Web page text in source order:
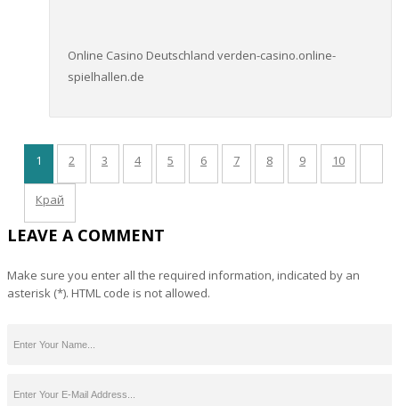
Online Casino Deutschland verden-casino.online-
spielhallen.de
1 2 3 4 5 6 7 8 9 10
Край
LEAVE A COMMENT
Make sure you enter all the required information, indicated by an
asterisk (*). HTML code is not allowed.